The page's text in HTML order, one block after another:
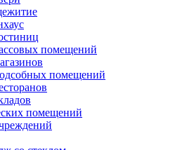
помещений
помещений
помещений